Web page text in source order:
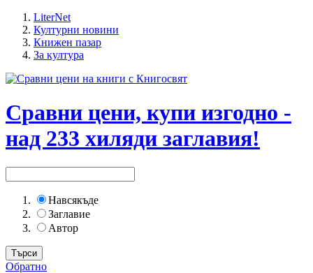
LiterNet
Културни новини
Книжен пазар
За култура
Сравни цени, купи изгодно -
над 233 хиляди заглавия!
Навсякъде
Заглавие
Автор
Обратно